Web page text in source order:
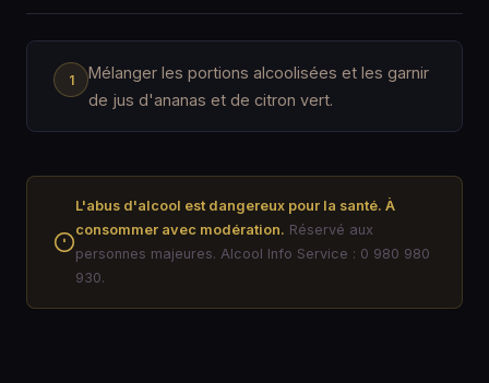
Mélanger les portions alcoolisées et les garnir
de jus d'ananas et de citron vert.
L'abus d'alcool est dangereux pour la santé. À
consommer avec modération. Réservé aux
personnes majeures. Alcool Info Service : 0 980 980
930.